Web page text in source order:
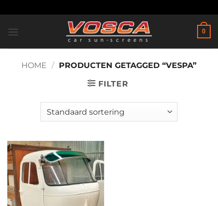
naar
inhoud
0
HOME / PRODUCTEN GETAGGED “VESPA”
FILTER